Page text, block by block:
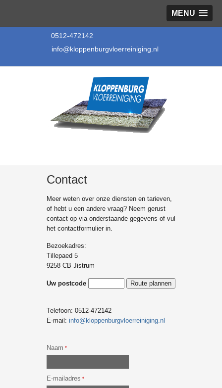
MENU
0512-472142
info@kloppenburgvloerreiniging.nl
Contact
Meer weten over onze diensten en tarieven,
of hebt u een andere vraag? Neem gerust
contact op via onderstaande gegevens of vul
het contactformulier in.
Bezoekadres:
Tillepaed 5
9258 CB Jistrum
Uw postcode
Telefoon: 0512-472142
E-mail: info@kloppenburgvloerreiniging.nl
Naam *
E-mailadres *